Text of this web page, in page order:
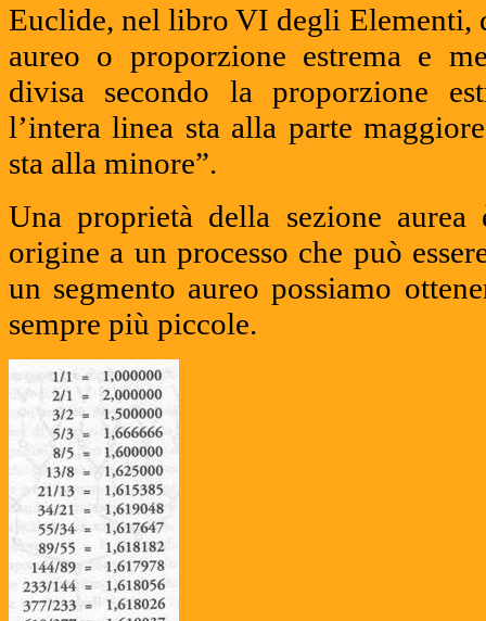
Euclide, nel libro VI degli Elementi,
aureo o proporzione estrema e
divisa secondo la proporzione
l’intera linea sta alla parte
sta alla minore”.
Una proprietà della sezione
origine a un processo che può
un segmento aureo possiamo
sempre più piccole.